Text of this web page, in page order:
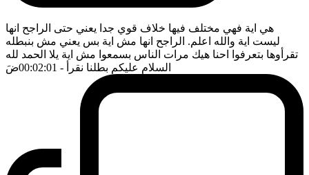
هي اية فهي مختلف فيها خلاف قوي جدا يعني حتى الراجح انها
ليست اية والله اعلم. الراجح انها مش اية بس يعني مش بنبطله
تقرأوها بتعرفوا احنا هيك مرات الناس بسمعوا مش اية يلا الحمد لله
السلام عليكم بطلنا نقرأ - 00:02:01 ضَ